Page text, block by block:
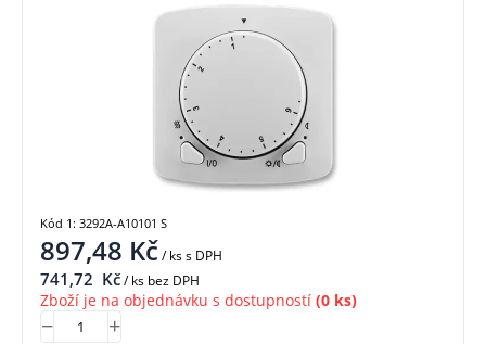
897,48 Kč/ kss DPH
741,72 Kč/ ks bez DPH
Zboží je na objednávku s dostupností (0 ks)
Kód 1: 3292A-A10101 S